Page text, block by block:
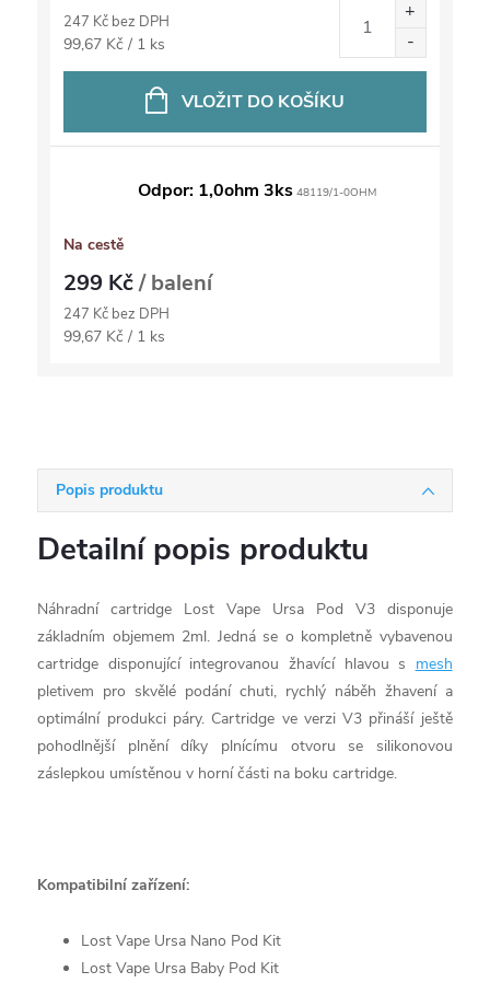
247 Kč bez DPH
Měrná
cena:
99,67 Kč / 1 ks
VLOŽIT DO KOŠÍKU
Odpor: 1,0ohm 3ks 48119/1-0OHM
Na cestě
299 Kč/ balení
247 Kč bez DPH
Měrná
99,67 Kč / 1 ks
Popis produktu
Detailní popis produktu
Náhradní cartridge Lost Vape Ursa Pod V3 disponuje
základním objemem 2ml. Jedná se o kompletně vybavenou
cartridge disponující integrovanou žhavící hlavou s mesh
pletivem pro skvělé podání chuti, rychlý náběh žhavení a
optimální produkci páry. Cartridge ve verzi V3 přináší ještě
pohodlnější plnění díky plnícímu otvoru se silikonovou
záslepkou umístěnou v horní části na boku cartridge.
Kompatibilní zařízení:
Lost Vape Ursa Nano Pod Kit
Lost Vape Ursa Baby Pod Kit